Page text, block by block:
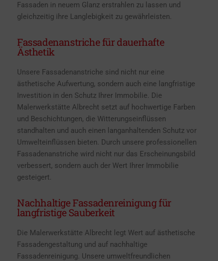
Fassaden in neuem Glanz erstrahlen zu lassen und
gleichzeitig ihre Langlebigkeit zu gewährleisten.
Fassadenanstriche für dauerhafte
Ästhetik
Unsere Fassadenanstriche sind nicht nur eine
ästhetische Aufwertung, sondern auch eine langfristige
Investition in den Schutz Ihrer Immobilie. Die
Malerwerkstätte Albrecht setzt auf hochwertige Farben
und Beschichtungen, die Witterungseinflüssen
standhalten und auch einen langanhaltenden Schutz vor
Umwelteinflüssen bieten. Durch unsere professionellen
Fassadenanstriche wird nicht nur das Erscheinungsbild
verbessert, sondern auch der Wert Ihrer Immobilie
gesteigert.
Nachhaltige Fassadenreinigung für
langfristige Sauberkeit
Die Malerwerkstätte Albrecht legt Wert auf ästhetische
Fassadengestaltung und auf nachhaltige
Fassadenreinigung. Unsere umweltfreundlichen